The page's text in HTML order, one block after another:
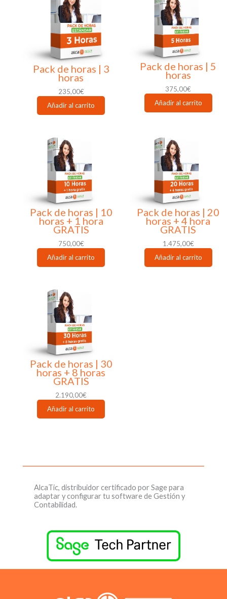
Pack de horas | 3
horas
235,00€
Añadir al carrito
Pack de horas | 5
horas
375,00€
Añadir al carrito
Pack de horas | 10
horas + 1 hora
GRATIS
750,00€
Añadir al carrito
Pack de horas | 20
horas + 4 hora
GRATIS
1.475,00€
Añadir al carrito
Pack de horas | 30
horas + 8 horas
GRATIS
2.190,00€
Añadir al carrito
AlcaTic, distribuidor certificado por Sage para
adaptar y configurar tu software de Gestión y
Contabilidad.